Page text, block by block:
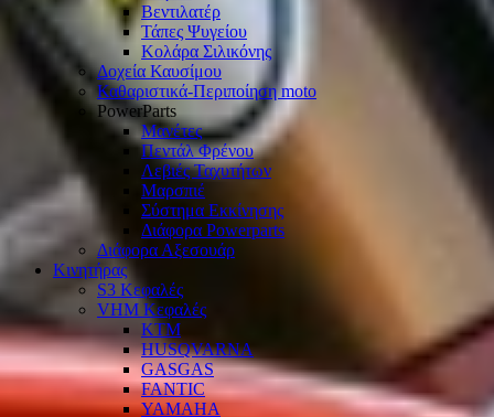
Βεντιλατέρ
Τάπες Ψυγείου
Κολάρα Σιλικόνης
Δοχεία Καυσίμου
Καθαριστικά-Περιποίηση moto
PowerParts
Μανέτες
Πεντάλ Φρένου
Λεβιές Ταχυτήτων
Μαρσπιέ
Σύστημα Εκκίνησης
Διάφορα Powerparts
Διάφορα Αξεσουάρ
Κινητήρας
S3 Κεφαλές
VHM Κεφαλές
KTM
HUSQVARNA
GASGAS
FANTIC
YAMAHA